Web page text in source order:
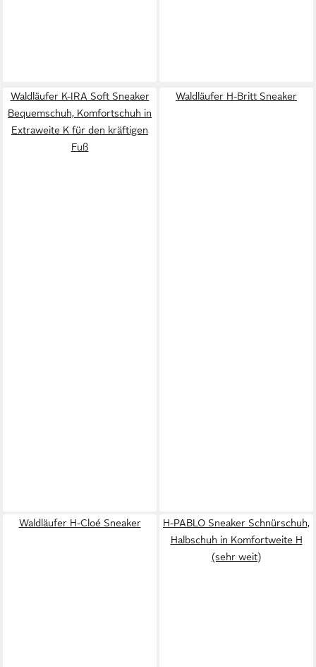
Waldläufer K-IRA Soft Sneaker
Bequemschuh, Komfortschuh in
Extraweite K für den kräftigen
Fuß
Waldläufer H-Britt Sneaker
Waldläufer H-Cloé Sneaker
H-PABLO Sneaker Schnürschuh,
Halbschuh in Komfortweite H
(sehr weit)